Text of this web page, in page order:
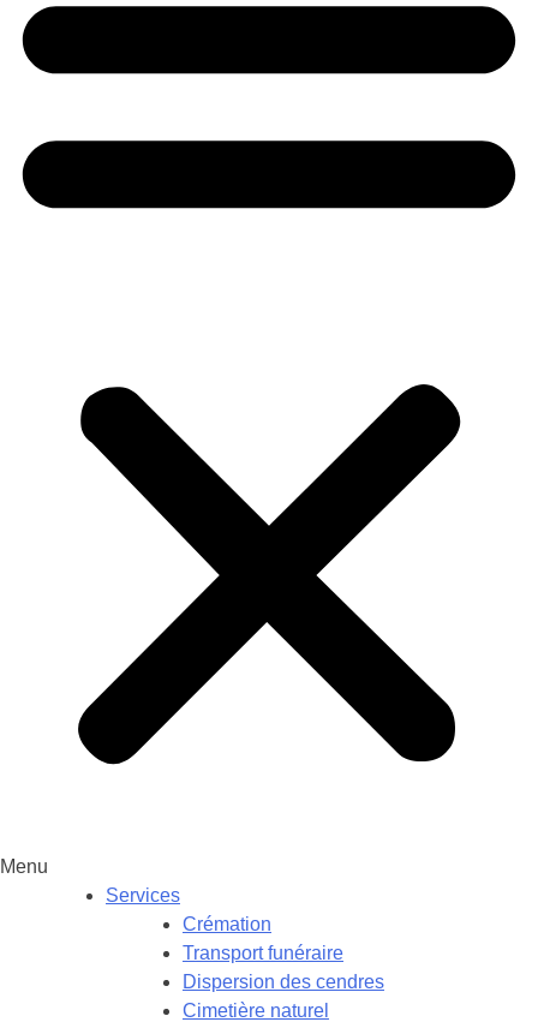
Menu
Services
Crémation
Transport funéraire
Dispersion des cendres
Cimetière naturel